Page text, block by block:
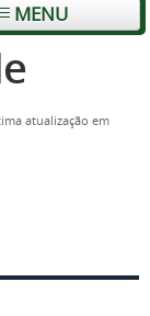
MENU
atualização em